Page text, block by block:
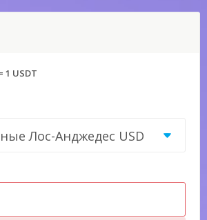
1 USDT
Лос-Анджедес USD